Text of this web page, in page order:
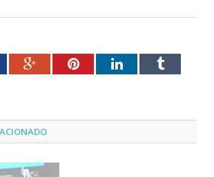
Google+PinterestLinkedInTumblr